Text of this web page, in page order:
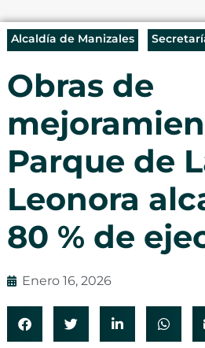
Alcaldía de Manizales
Obras de
Parque de
Leonora
80 % de
Enero 16, 2026